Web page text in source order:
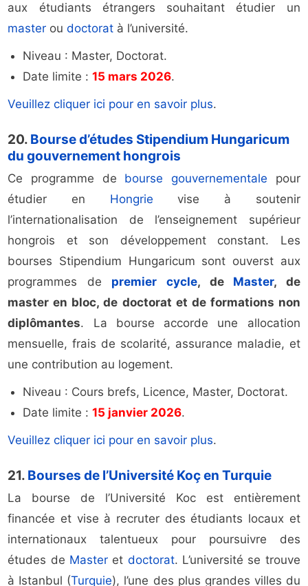
aux étudiants étrangers souhaitant étudier un
master oudoctorat à l’université.
Niveau : Master, Doctorat.
Date limite :15 mars 2026.
Veuillez cliquer ici pour en savoir plus.
20. Bourse d’études Stipendium Hungaricum
du gouvernement hongrois
Ce programme de bourse gouvernementale pour
étudier en Hongrie vise à soutenir
l’internationalisation de l’enseignement supérieur
hongrois et son développement constant. Les
bourses Stipendium Hungaricum sont ouverst aux
programmes de premier cycle, de Master, de
master en bloc, de doctorat et de formations non
diplômantes. La bourse accorde une allocation
mensuelle, frais de scolarité, assurance maladie, et
une contribution au logement.
Niveau : Cours brefs, Licence, Master, Doctorat.
Date limite :15 janvier 2026.
Veuillez cliquer ici pour en savoir plus.
21. Bourses de l’Université Koç en Turquie
La bourse de l’Université Koc est entièrement
financée et vise à recruter des étudiants locaux et
internationaux talentueux pour poursuivre des
études de Masteret doctorat. L’université se trouve
à Istanbul (Turquie), l’une des plus grandes villes du